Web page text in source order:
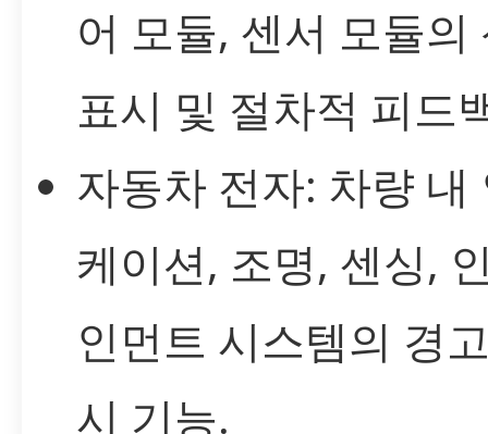
어 모듈, 센서 모듈의
표시 및 절차적 피드
자동차 전자: 차량 내
케이션, 조명, 센싱,
인먼트 시스템의 경
시 기능.